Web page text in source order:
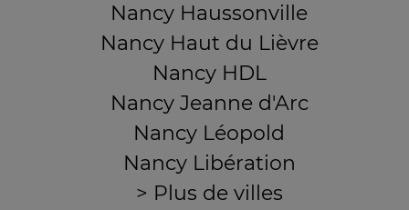
Nancy Haussonville
Nancy Haut du Lièvre
Nancy HDL
Nancy Jeanne d'Arc
Nancy Léopold
Nancy Libération
> Plus de villes